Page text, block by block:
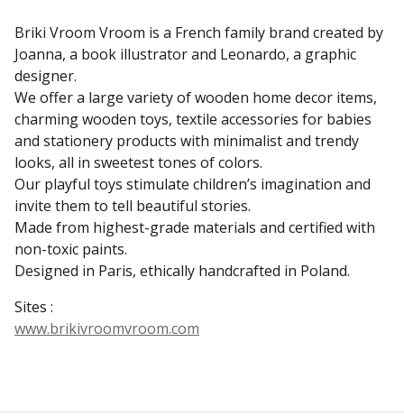
Briki Vroom Vroom is a French family brand created by
Joanna, a book illustrator and Leonardo, a graphic
designer.
We offer a large variety of wooden home decor items,
charming wooden toys, textile accessories for babies
and stationery products with minimalist and trendy
looks, all in sweetest tones of colors.
Our playful toys stimulate children’s imagination and
invite them to tell beautiful stories.
Made from highest-grade materials and certified with
non-toxic paints.
Designed in Paris, ethically handcrafted in Poland.
Sites :
www.brikivroomvroom.com